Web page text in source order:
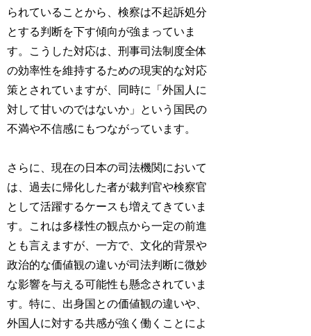
られている ことから、検察は不起訴処分
とする判断を下す傾向が強まっていま
す。こうした対応は、刑事司法制度全体
の効率性を維持するための現実的な対応
策とされていますが、同時に「外国人に
対して甘いのではないか」という国民の
不満や不信感にもつながっています。
さらに、現在の日本の司法機関において
は、過去に帰化した者が裁判官や検察官
として活躍するケース も増えてきていま
す。これは多様性の観点から一定の前進
とも言えますが、一方で、文化的背景や
政治的な価値観の違いが司法判断に微妙
な影響を与える可能性も懸念されていま
す。特に、出身国との価値観の違いや、
外国人に対する共感が強く働くことによ